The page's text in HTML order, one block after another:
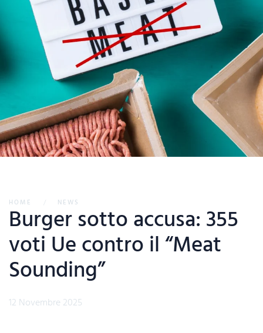
HOME NEWS
Burger sotto accusa: 355
voti Ue contro il “Meat
Sounding”
12 Novembre 2025